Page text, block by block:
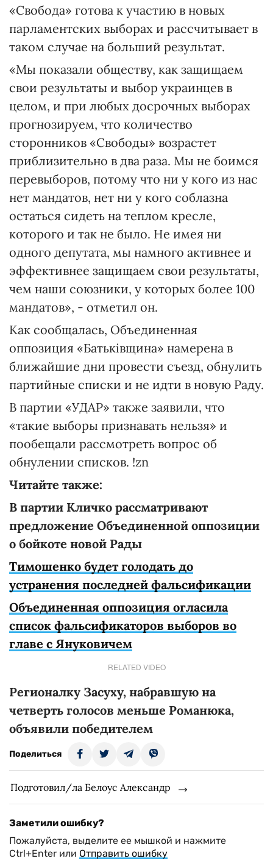
«Свобода» готова к участию в новых
парламентских выборах и рассчитывает в
таком случае на больший результат.
«Мы показали обществу, как защищаем
свои результаты и выбор украинцев в
целом, и при любых досрочных выборах
прогнозируем, что количество
сторонников «Свободы» возрастет
приблизительно в два раза. Мы не боимся
перевыборов, потому что ни у кого из нас
нет мандатов, нет ни у кого соблазна
остаться сидеть на теплом кресле,
которого и так не было. Не имея ни
одного депутата, мы намного активнее и
эффективнее защищаем свои результаты,
чем наши союзники, у которых более 100
мандатов», - отметил он.
Как сообщалась, Объединенная
оппозиция «Батьківщина» намерена в
ближайшие дни провести съезд, обнулить
партийные списки и не идти в новую Раду.
В партии «УДАР» также заявили, что
«такие выборы признавать нельзя» и
пообещали рассмотреть вопрос об
обнулении списков. !zn
Читайте также:
В партии Кличко рассматривают
предложение Объединенной оппозиции
о бойкоте новой Рады
Тимошенко будет голодать до
устранения последней фальсификации
Объединенная оппозиция огласила
список фальсификаторов выборов во
главе с Януковичем
RELATED VIDEO
Регионалку Засуху, набравшую на
четверть голосов меньше Романюка,
объявили победителем
Поделиться
Подготовил/ла Белоус Александр
Заметили ошибку?
Пожалуйста, выделите ее мышкой и нажмите
Ctrl+Enter или Отправить ошибку